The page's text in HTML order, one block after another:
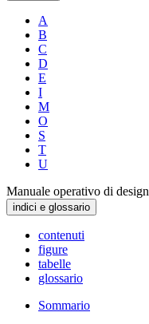
A
B
C
D
E
I
M
O
S
T
U
Manuale operativo di design
indici e glossario
contenuti
figure
tabelle
glossario
Sommario